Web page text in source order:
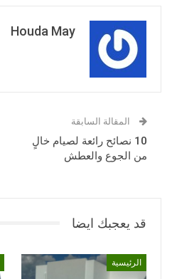
Houda May
المقالة السابقة
10 نصائح رائعة لصيام خالٍ
من الجوع والعطش
قد يعجبك ايضا
الرئيسية